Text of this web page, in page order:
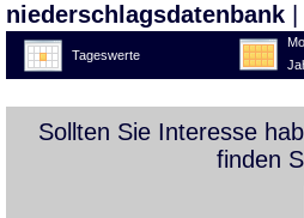
niederschlagsdatenbank
Tageswerte
Sollten Sie Interesse
finden